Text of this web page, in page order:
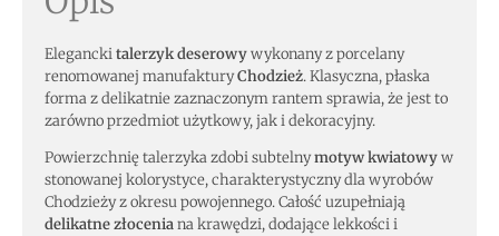
Eleganckitalerzyk deserowywykonany z porcelany
renomowanej manufakturyChodzież. Klasyczna, płaska
forma z delikatnie zaznaczonym rantem sprawia, że jest to
zarówno przedmiot użytkowy, jak i dekoracyjny.
Powierzchnię talerzyka zdobi subtelnymotyw kwiatowyw
stonowanej kolorystyce, charakterystyczny dla wyrobów
Chodzieży z okresu powojennego. Całość uzupełniają
delikatne złoceniana krawędzi, dodające lekkości i